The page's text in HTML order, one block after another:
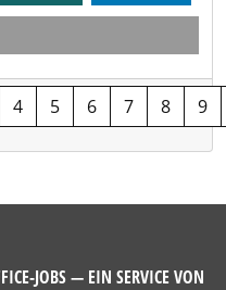
4 5 6 7 8 9
JOBS — EIN SERVICE VON